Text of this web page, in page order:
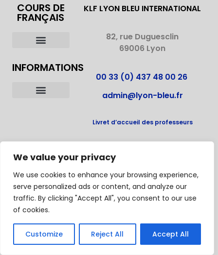
We value your privacy
We use cookies to enhance your browsing experience,
serve personalized ads or content, and analyze our
traffic. By clicking "Accept All", you consent to our use
of cookies.
Customize Reject All Accept All
COURS DE
FRANÇAIS
INFORMATIONS
KLF LYON BLEU INTERNATIONAL
82, rue Duguesclin
69006 Lyon
00 33 (0) 437 48 00 26
admin@lyon-bleu.fr
Livret d’accueil des professeurs